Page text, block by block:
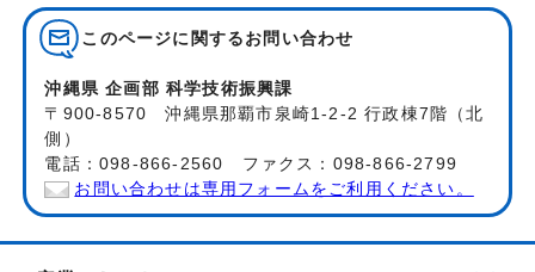
このページに関する お問い合わせ
沖縄県 企画部 科学技術振興課
〒900-8570 沖縄県那覇市泉崎1-2-2 行政棟7階（北
側）
電話：098-866-2560 ファクス：098-866-2799
お問い合わせは専用フォームをご利用ください。